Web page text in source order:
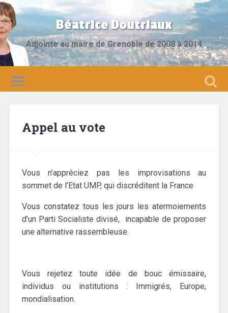
Béatrice Doutriaux
Adjointe au maire de Grenoble de 2008 à 2014
Appel au vote
Vous n’appréciez pas les improvisations au
sommet de l’Etat UMP, qui discréditent la France
Vous constatez tous les jours les atermoiements
d’un Parti Socialiste divisé, incapable de proposer
une alternative rassembleuse.
Vous rejetez toute idée de bouc émissaire,
individus ou institutions : Immigrés, Europe,
mondialisation.